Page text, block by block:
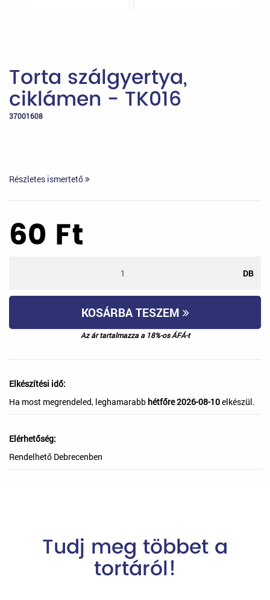
Torta szálgyertya,
ciklámen - TK016
37001608
Részletes ismertető
60 Ft
DB
KOSÁRBA TESZEM
Az ár tartalmazza a 18%-os ÁFÁ-t
Elkészítési idő:
Ha most megrendeled, leghamarabb hétfőre 2026-08-10elkészül.
Elérhetőség:
Rendelhető Debrecenben
Tudj meg többet a
tortáról!